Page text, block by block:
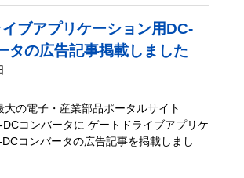
ブアプリケーション用DC-
タの広告記事掲載しました
大の電子・産業部品ポータルサイト
コンバータに ゲートドライブアプリケ
コンバータの広告記事を掲載しまし